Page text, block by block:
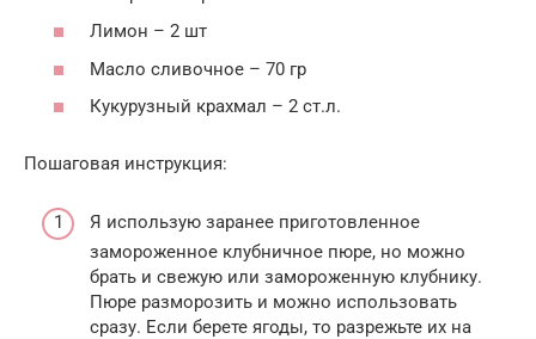
Лимон – 2 шт
Масло сливочное – 70 гр
Кукурузный крахмал – 2 ст.л.
Пошаговая инструкция:
Я использую заранее приготовленное
замороженное клубничное пюре, но можно
брать и свежую или замороженную клубнику.
Пюре разморозить и можно использовать
сразу. Если берете ягоды, то разрежьте их на